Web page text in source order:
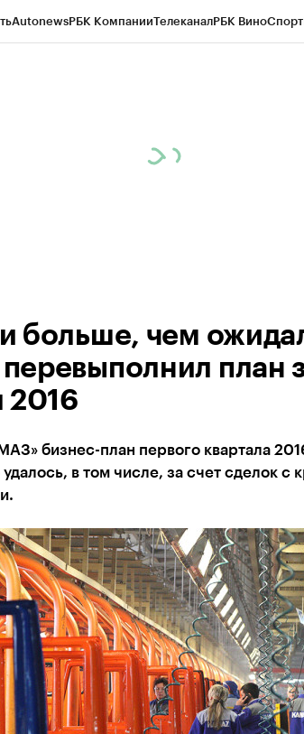
AutonewsРБК КомпанииТелеканалРБК ВиноСпорт
больше, чем
план
2016
бизнес-план первого квартала
удалось, в том числе, за счет сделок с